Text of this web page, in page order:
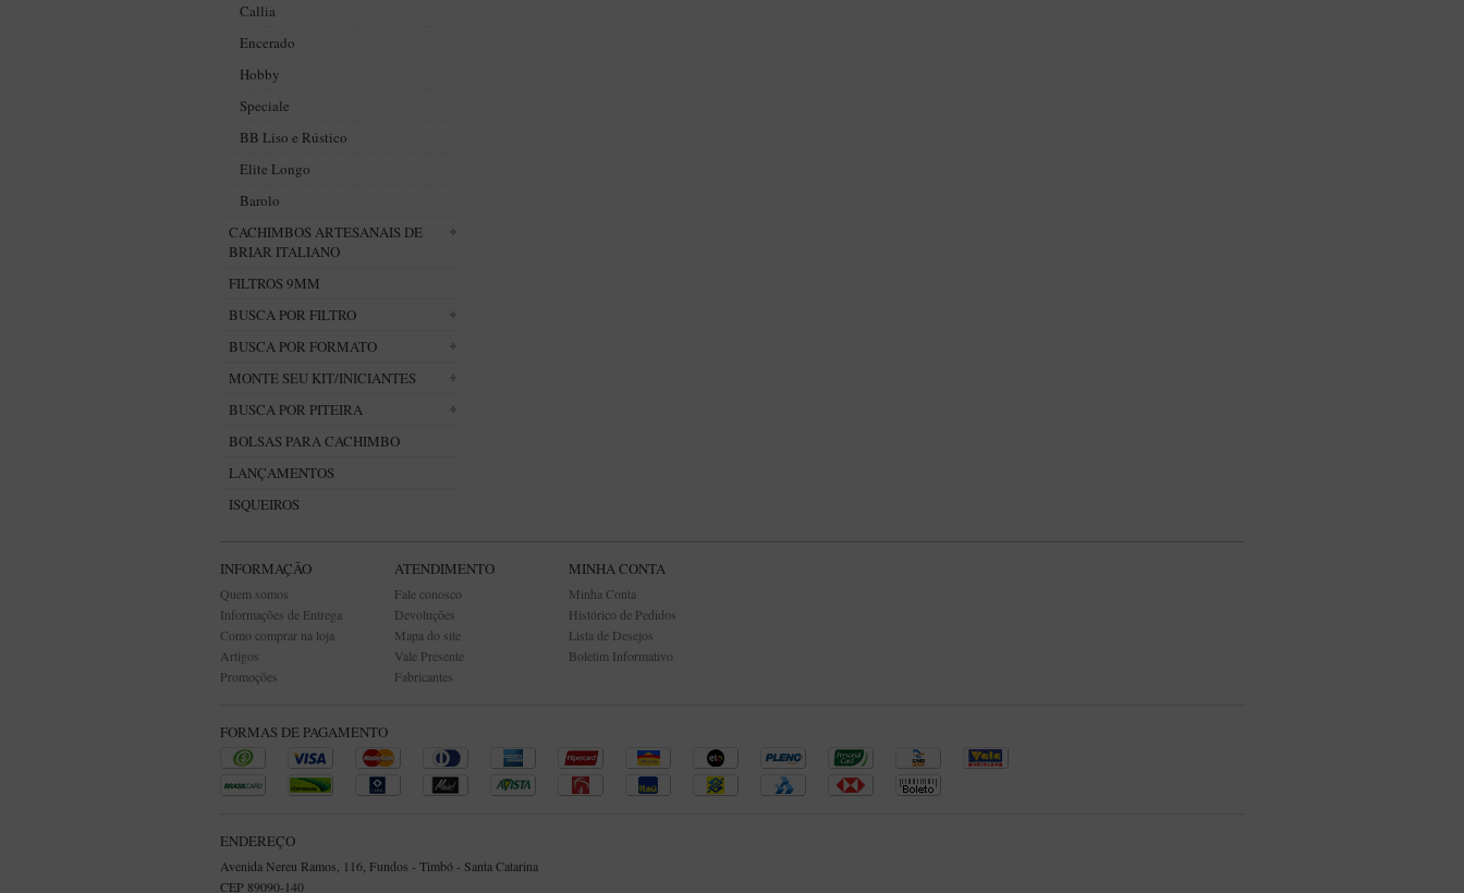
Callia
Encerado
Hobby
Speciale
BB Liso e Rústico
Elite Longo
Barolo
CACHIMBOS ARTESANAIS DE
BRIAR ITALIANO
FILTROS 9MM
BUSCA POR FILTRO
BUSCA POR FORMATO
MONTE SEU KIT/INICIANTES
BUSCA POR PITEIRA
BOLSAS PARA CACHIMBO
LANÇAMENTOS
ISQUEIROS
INFORMAÇÃO
Quem somos
Informações de Entrega
Como comprar na loja
Artigos
Promoções
ATENDIMENTO
Fale conosco
Devoluções
Mapa do site
Vale Presente
Fabricantes
MINHA CONTA
Minha Conta
Histórico de Pedidos
Lista de Desejos
Boletim Informativo
FORMAS DE PAGAMENTO
ENDEREÇO
Avenida Nereu Ramos, 116, Fundos - Timbó - Santa Catarina
CEP 89090-140